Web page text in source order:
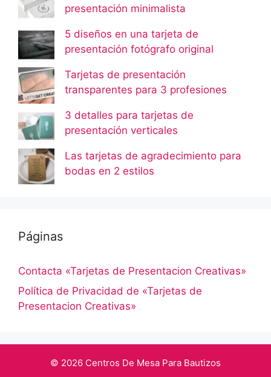
presentación minimalista
5 diseños en una tarjeta de
presentación fotógrafo original
Tarjetas de presentación
transparentes para 3 profesiones
3 detalles para tarjetas de
presentación verticales
Las tarjetas de agradecimiento para
bodas en 2 estilos
Páginas
Contacta «Tarjetas de Presentacion Creativas»
Política de Privacidad de «Tarjetas de
Presentacion Creativas»
© 2026 Centros De Mesa Para Bautizos